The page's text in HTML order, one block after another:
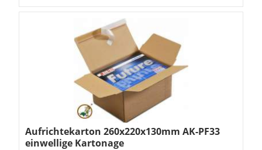
Aufrichtekarton 260x220x130mm AK-PF33
einwellige Kartonage